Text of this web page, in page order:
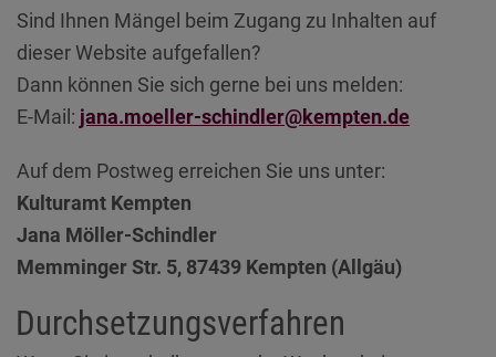
Sind Ihnen Mängel beim Zugang zu Inhalten auf
dieser Website aufgefallen?
Dann können Sie sich gerne bei uns melden:
E-Mail: jana.moeller-schindler@kempten.de
Auf dem Postweg erreichen Sie uns unter:
Kulturamt Kempten
Jana Möller-Schindler
Memminger Str. 5, 87439 Kempten (Allgäu)
Durchsetzungsverfahren